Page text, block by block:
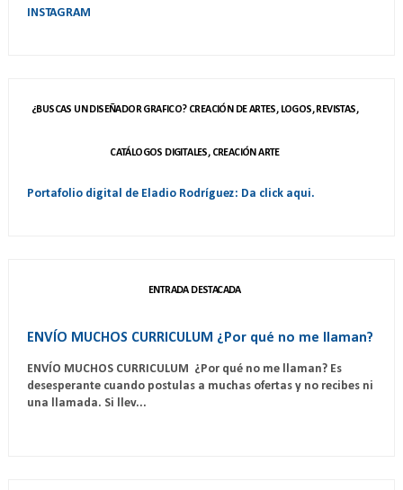
INSTAGRAM
¿BUSCAS UN DISEÑADOR GRAFICO? CREACIÓN DE ARTES, LOGOS, REVISTAS,
CATÁLOGOS DIGITALES, CREACIÓN ARTE
Portafolio digital de Eladio Rodríguez: Da click aqui.
ENTRADA DESTACADA
ENVÍO MUCHOS CURRICULUM ¿Por qué no me llaman?
ENVÍO MUCHOS CURRICULUM ¿Por qué no me llaman? Es
desesperante cuando postulas a muchas ofertas y no recibes ni
una llamada. Si llev...